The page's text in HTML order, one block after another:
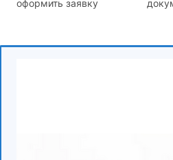
оформить заявку